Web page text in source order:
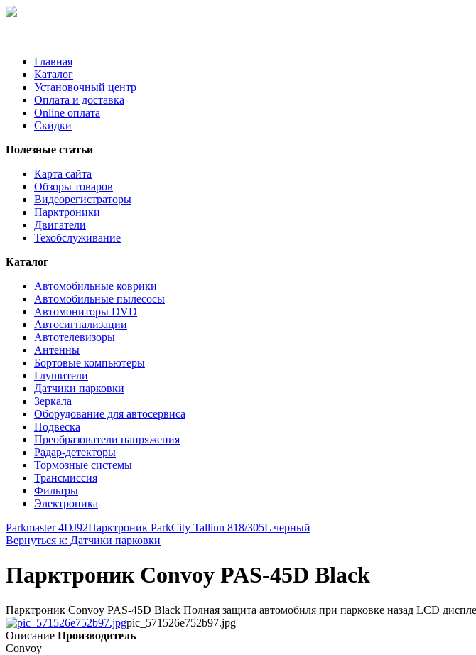
Главная
Каталог
Установочный центр
Оплата и доставка
Online оплата
Скидки
Полезные статьи
Карта сайта
Обзоры товаров
Видеорегистраторы
Парктроники
Двигатели
Техобслуживание
Каталог
Автомобильные коврики
Автомобильные пылесосы
Автомониторы DVD
Автосигнализации
Автотелевизоры
Антенны
Бортовые компьютеры
Глушители
Датчики парковки
Зеркала
Оборудование для автосервиса
Подвеска
Преобразователи напряжения
Радар-детекторы
Тормозные системы
Трансмиссия
Фильтры
Электроника
Parkmaster 4DJ92Парктроник ParkCity Tallinn 818/305L черный
Вернуться к: Датчики парковки
Парктроник Convoy PAS-45D Black
Парктроник Convoy PAS-45D Black Полная защита автомобиля при парковке назад LCD
pic_571526e752b97.jpg
Описание Производитель
Convoy